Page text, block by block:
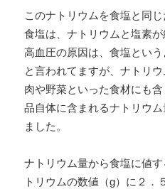
このナトリウムを食塩と同
食塩は、ナトリウムと塩素が
高血圧の原因は、食塩とい
と言われてますが、ナトリウ
肉や野菜といった食材にも
品自体に含まれるナトリウ
ました。
ナトリウム量から食塩に値
トリウムの数値（g）に２．